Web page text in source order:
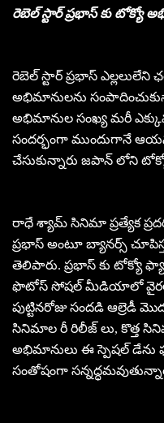
రెబెల్ స్టార్ ప్రభాస్ కు టోక్యో
రెబెల్ స్టార్ ప్రభాస్ ఎల్లలులేని
అభిమానులను
అభిమానుల సంఖ్య మరీ
సందర్భంగా ముందుగానే
చేసుకున్నారు జపాన్ లోని
రాధే శ్యామ్ సినిమా ప్రత్యేక
ప్రభాస్ అంటూ బ్యానర్స్
తెలిపారు. ప్రభాస్ కు టోక్యో
ఫొటోస్ సోషల్ మీడియాలో వైరల్
పుట్టినరోజు సందడి ఆల్రెడీ
సినిమాల రీ రిలీజ్ లు, కొత్త
అభిమానులు ఈ స్పెషల్ డేను
సంతోషంగా